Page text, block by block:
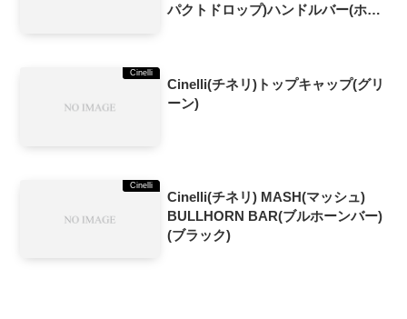
パクトドロップ)ハンドルバー(ホワ
Cinelli
Cinelli(チネリ)トップキャップ(グリ
ーン)
Cinelli
Cinelli(チネリ) MASH(マッシュ)
BULLHORN BAR(ブルホーンバー)
(ブラック)